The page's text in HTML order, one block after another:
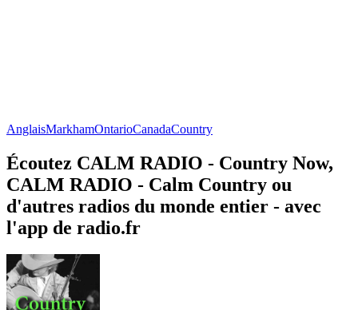
AnglaisMarkhamOntarioCanadaCountry
Écoutez CALM RADIO - Country Now,
CALM RADIO - Calm Country ou
d'autres radios du monde entier - avec
l'app de radio.fr